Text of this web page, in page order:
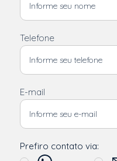
Telefone
E-mail
Prefiro contato via: